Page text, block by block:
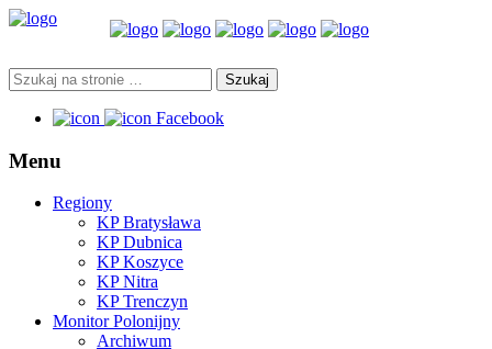
Facebook
Menu
Regiony
KP Bratysława
KP Dubnica
KP Koszyce
KP Nitra
KP Trenczyn
Monitor Polonijny
Archiwum